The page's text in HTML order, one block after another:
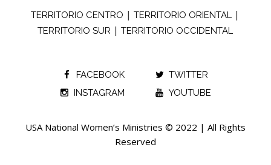
TERRITORIO CENTRO |TERRITORIO ORIENTAL |
TERRITORIO SUR |TERRITORIO OCCIDENTAL
FACEBOOK
TWITTER
INSTAGRAM
YOUTUBE
USA National Women’s Ministries © 2022 | All Rights
Reserved